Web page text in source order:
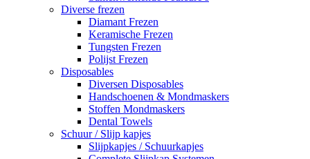
Diverse frezen
Diamant Frezen
Keramische Frezen
Tungsten Frezen
Polijst Frezen
Disposables
Diversen Disposables
Handschoenen & Mondmaskers
Stoffen Mondmaskers
Dental Towels
Schuur / Slijp kapjes
Slijpkapjes / Schuurkapjes